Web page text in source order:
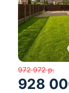
972 972 р.
928